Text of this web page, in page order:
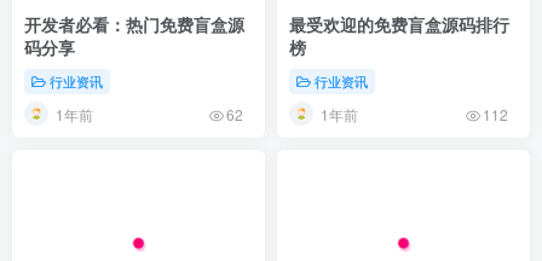
开发者必看：热门免费盲盒源
码分享
行业资讯
1年前 62
最受欢迎的免费盲盒源码排行
榜
行业资讯
1年前 112